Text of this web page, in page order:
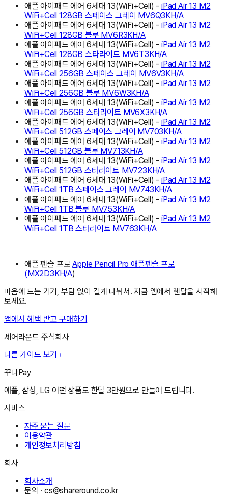
애플 아이패드 에어 6세대 13(WiFi+Cell) -iPad Air 13 M2
WiFi+Cell 128GB 스페이스 그레이 MV6Q3KH/A
애플 아이패드 에어 6세대 13(WiFi+Cell) -iPad Air 13 M2
WiFi+Cell 128GB 블루 MV6R3KH/A
애플 아이패드 에어 6세대 13(WiFi+Cell) -iPad Air 13 M2
WiFi+Cell 128GB 스타라이트 MV6T3KH/A
애플 아이패드 에어 6세대 13(WiFi+Cell) -iPad Air 13 M2
WiFi+Cell 256GB 스페이스 그레이 MV6V3KH/A
애플 아이패드 에어 6세대 13(WiFi+Cell) -iPad Air 13 M2
WiFi+Cell 256GB 블루 MV6W3KH/A
애플 아이패드 에어 6세대 13(WiFi+Cell) -iPad Air 13 M2
WiFi+Cell 256GB 스타라이트 MV6X3KH/A
애플 아이패드 에어 6세대 13(WiFi+Cell) -iPad Air 13 M2
WiFi+Cell 512GB 스페이스 그레이 MV703KH/A
애플 아이패드 에어 6세대 13(WiFi+Cell) -iPad Air 13 M2
WiFi+Cell 512GB 블루 MV713KH/A
애플 아이패드 에어 6세대 13(WiFi+Cell) -iPad Air 13 M2
WiFi+Cell 512GB 스타라이트 MV723KH/A
애플 아이패드 에어 6세대 13(WiFi+Cell) -iPad Air 13 M2
WiFi+Cell 1TB 스페이스 그레이 MV743KH/A
애플 아이패드 에어 6세대 13(WiFi+Cell) -iPad Air 13 M2
WiFi+Cell 1TB 블루 MV753KH/A
애플 아이패드 에어 6세대 13(WiFi+Cell) -iPad Air 13 M2
WiFi+Cell 1TB 스타라이트 MV763KH/A
애플 펜슬 프로Apple Pencil Pro 애플펜슬 프로
(MX2D3KH/A)
마음에 드는 기기, 부담 없이 길게 나눠서. 지금 앱에서 렌탈을 시작해
보세요.
앱에서 혜택 받고 구매하기
셰어라운드 주식회사
다른 가이드 보기 ›
꾸다Pay
애플, 삼성, LG 어떤 상품도 한달 3만원으로 만들어 드립니다.
서비스
자주 묻는 질문
이용약관
개인정보처리방침
회사
회사소개
문의 ·cs@shareround.co.kr